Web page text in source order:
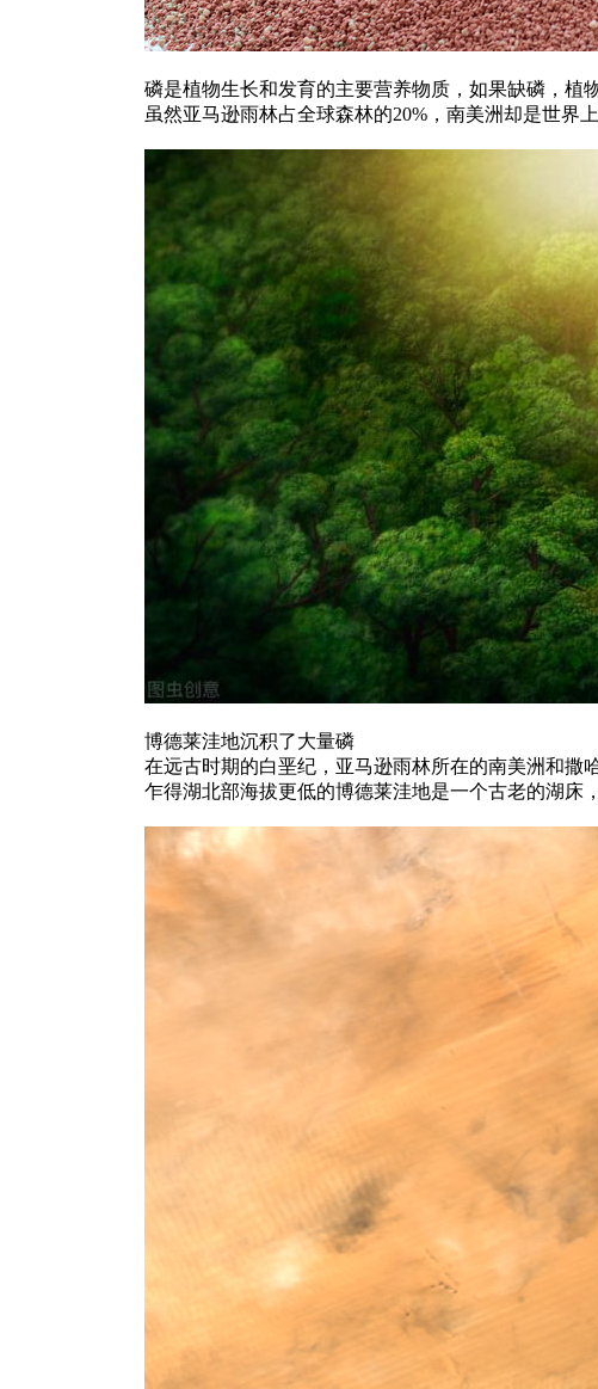
磷是植物生长和发育的主要营养物质，如果缺磷，植
虽然亚马逊雨林占全球森林的20%，南美洲却是世
博德莱洼地沉积了大量磷
在远古时期的白垩纪，亚马逊雨林所在的南美洲和撒
乍得湖北部海拔更低的博德莱洼地是一个古老的湖